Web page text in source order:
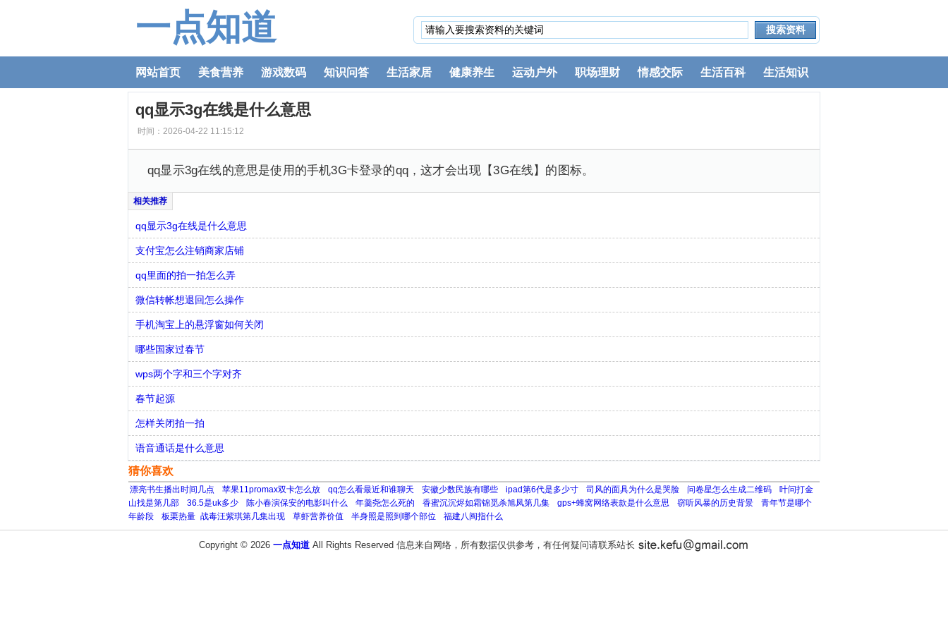
一点知道
网站首页 美食营养 游戏数码 知识问答 生活家居 健康养生 运动户外 职场理财 情感交际 生活百科 生活知识
qq显示3g在线是什么意思
时间：2026-04-22 11:15:12
qq显示3g在线的意思是使用的手机3G卡登录的qq，这才会出现【3G在线】的图标。
qq显示3g在线是什么意思
支付宝怎么注销商家店铺
qq里面的拍一拍怎么弄
微信转帐想退回怎么操作
手机淘宝上的悬浮窗如何关闭
哪些国家过春节
wps两个字和三个字对齐
春节起源
怎样关闭拍一拍
语音通话是什么意思
猜你喜欢
漂亮书生播出时间几点 苹果11promax双卡怎么放 qq怎么看最近和谁聊天 安徽少数民族有哪些 ipad第6代是多少寸 司风的面具为什么是哭脸 问卷星怎么生成二维码
叶问打金
山找是第几部
36.5是uk多少 陈小春演保安的电影叫什么 年羹尧怎么死的 香蜜沉沉烬如霜锦觅杀旭凤第几集 gps+蜂窝网络表款是什么意思 窃听风暴的历史背景
青年节是哪个
年龄段
板栗热量 ​战毒汪紫琪第几集出现 草虾营养价值 半身照是照到哪个部位 福建八闽指什么
Copyright © 2026 一点知道 All Rights Reserved 信息来自网络，所有数据仅供参考，有任何疑问请联系站长